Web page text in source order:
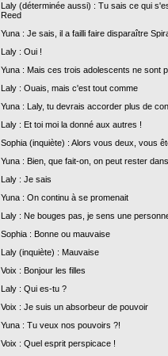
Laly (déterminée aussi) : Tu sais ce qui
Reed
Yuna : Je sais, il a failli faire disparaître
Laly : Oui !
Yuna : Mais ces trois adolescents ne sont
Laly : Ouais, mais c'est tout comme
Yuna : Laly, tu devrais accorder plus de
Laly : Et toi moi la donné aux autres !
Sophia (inquiète) : Alors vous deux, vous
Yuna : Bien, que fait-on, on peut rester
Laly : Je sais
Yuna : On continu à se promenait
Laly : Ne bouges pas, je sens une
Sophia : Bonne ou mauvaise
Laly (inquiète) : Mauvaise
Voix : Bonjour les filles
Laly : Qui es-tu ?
Voix : Je suis un absorbeur de pouvoir
Yuna : Tu veux nos pouvoirs ?!
Voix : Quel esprit perspicace !